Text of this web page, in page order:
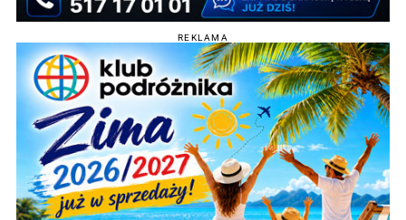
REKLAMA